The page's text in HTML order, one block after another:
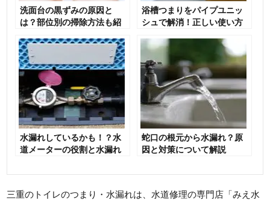
洗面台の黒ずみの原因と
は？部位別の掃除方法も紹
浴槽つまりをパイプユニッ
シュで解消！正しい使い方
水漏れしているかも！？水
道メーターの役割と水漏れ
式】
蛇口の根元から水漏れ？原
因と対策について解説
三重のトイレのつまり・水漏れは、水道修理の専門店「みえ水